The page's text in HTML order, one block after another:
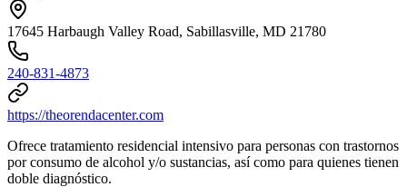
17645 Harbaugh Valley Road, Sabillasville, MD 21780
240-831-4873
https://theorendacenter.com
Ofrece tratamiento residencial intensivo para personas con trastornos
por consumo de alcohol y/o sustancias, así como para quienes tienen
doble diagnóstico.